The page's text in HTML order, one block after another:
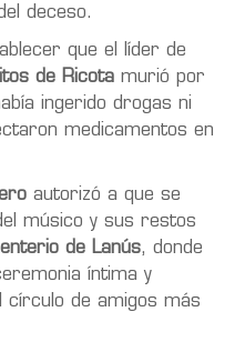
deceso.
que el líder de
de Ricota murió por
ingerido drogas ni
medicamentos en
autorizó a que se
músico y sus restos
de Lanús, donde
íntima y
círculo de amigos más